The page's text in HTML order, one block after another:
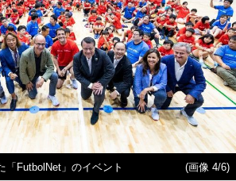
「FutbolNet」のイベント
(画像 4/6)